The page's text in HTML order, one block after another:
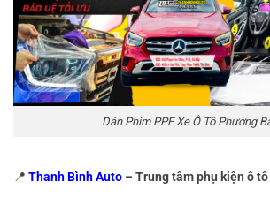
Dán Phim PPF Xe Ô Tô Phường
📍 Thanh Bình Auto – Trung tâm phụ kiện ô